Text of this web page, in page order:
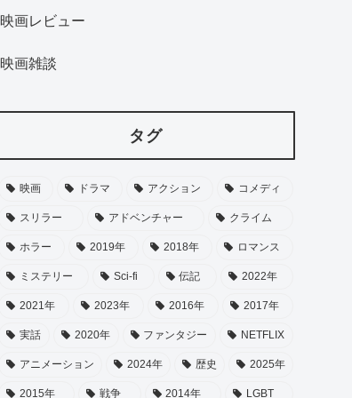
映画レビュー
映画雑談
タグ
映画 ドラマ アクション コメディ
スリラー アドベンチャー クライム
ホラー 2019年 2018年 ロマンス
ミステリー Sci-fi 伝記 2022年
2021年 2023年 2016年 2017年
実話 2020年 ファンタジー NETFLIX
アニメーション 2024年 歴史 2025年
2015年 戦争 2014年 LGBT